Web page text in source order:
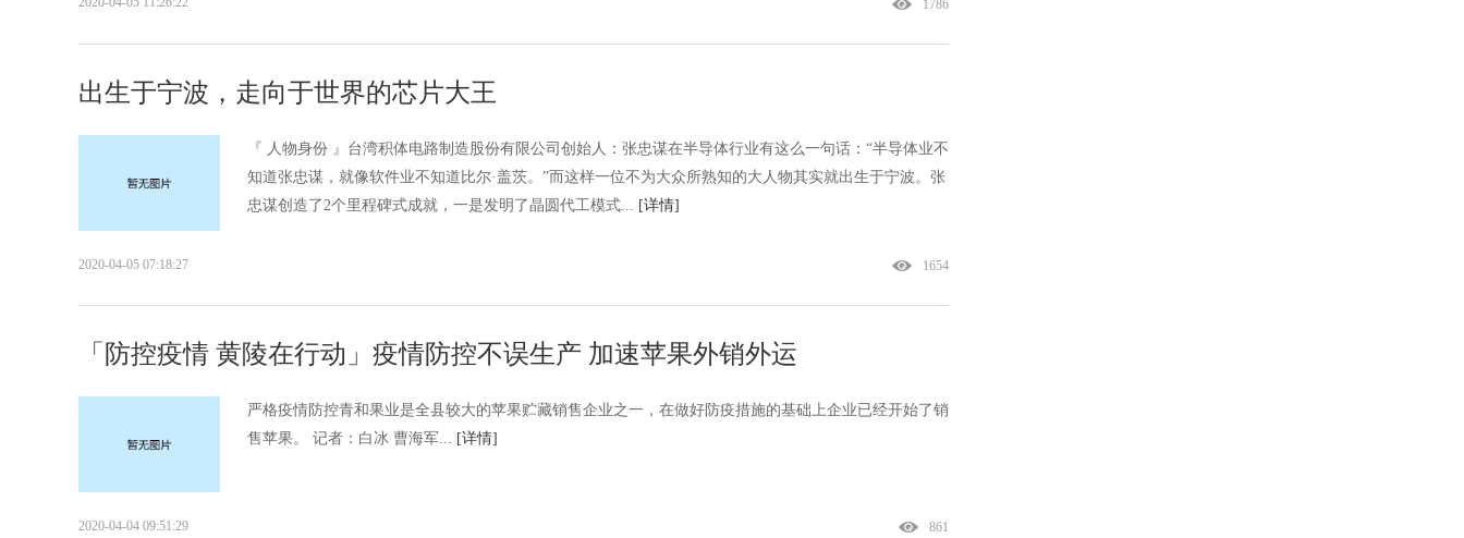
1786
出生于宁波，走向于世界的芯片大王
『 人物身份 』台湾积体电路制造股份有限公司创始人：张忠谋在半导体行业有这么一句话：“半导体业不
知道张忠谋，就像软件业不知道比尔·盖茨。”而这样一位不为大众所熟知的大人物其实就出生于宁波。张
忠谋创造了2个里程碑式成就，一是发明了晶圆代工模式... [详情]
1654
2020-04-05 07:18:27
「防控疫情 黄陵在行动」疫情防控不误生产 加速苹果外销外运‍
严格疫情防控青和果业是全县较大的苹果贮藏销售企业之一，在做好防疫措施的基础上企业已经开始了销
售苹果。 记者：白冰 曹海军...
[详情]
861
2020-04-04 09:51:29